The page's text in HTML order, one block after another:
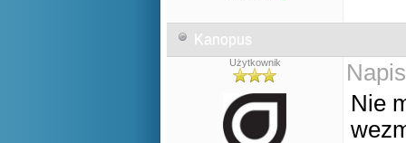
Kanopus
Użytkownik
Nie